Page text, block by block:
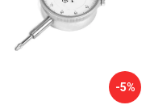
-5%